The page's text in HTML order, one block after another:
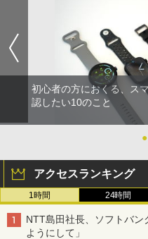
初心者の方におくる、ス
認したい10のこと
●
アクセスランキング
1時間 24時間
NTT島田社長、ソフトバン
ようにして」